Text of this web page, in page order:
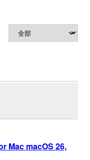
Mac macOS 26,